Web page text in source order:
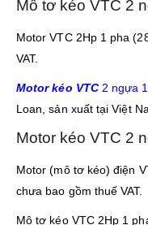
Mô tơ kéo VTC 2
Motor VTC 2Hp 1 pha
VAT.
Motor kéo VTC2 ngựa
Loan, sản xuất tại Việt
Motor kéo VTC 2
Motor (mô tơ kéo) điện
chưa bao gồm thuế VAT.
Mô tơ kéo VTC 2Hp 1